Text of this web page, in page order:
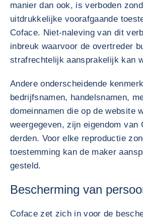
manier dan ook, is verboden
uitdrukkelijke voorafgaande
Coface. Niet-naleving van dit
inbreuk waarvoor de overtreder
strafrechtelijk aansprakelijk kan
Andere onderscheidende
bedrijfsnamen, handelsnamen,
domeinnamen die op de website
weergegeven, zijn eigendom van
derden. Voor elke reproductie
toestemming kan de maker
gesteld.
Bescherming van
Coface zet zich in voor de